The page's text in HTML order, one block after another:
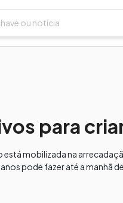
para
mobilizada na
pode fazer até a manhã